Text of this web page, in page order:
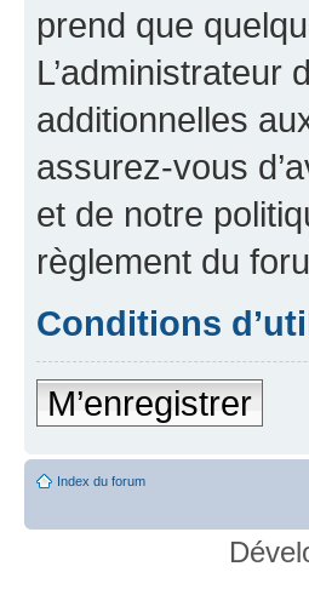
prend que
L’administrateur
additionnelles
assurez-vous
et de notre
règlement du
Conditions
M’enregistrer
Index du forum